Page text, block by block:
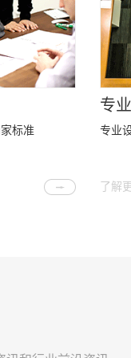
标准
专
专业
了解